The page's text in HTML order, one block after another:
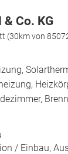
Co. KG
(30km von
/ Einbau,